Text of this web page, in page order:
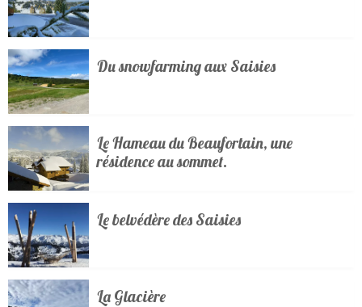
Du snowfarming aux Saisies
Le Hameau du Beaufortain, une
résidence au sommet.
Le belvédère des Saisies
La Glacière